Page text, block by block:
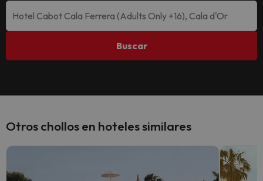
Buscar
Otros chollos en hoteles similares